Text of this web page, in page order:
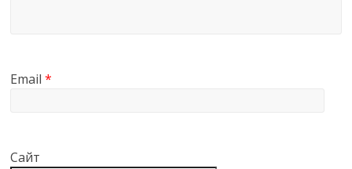
Email*
Сайт